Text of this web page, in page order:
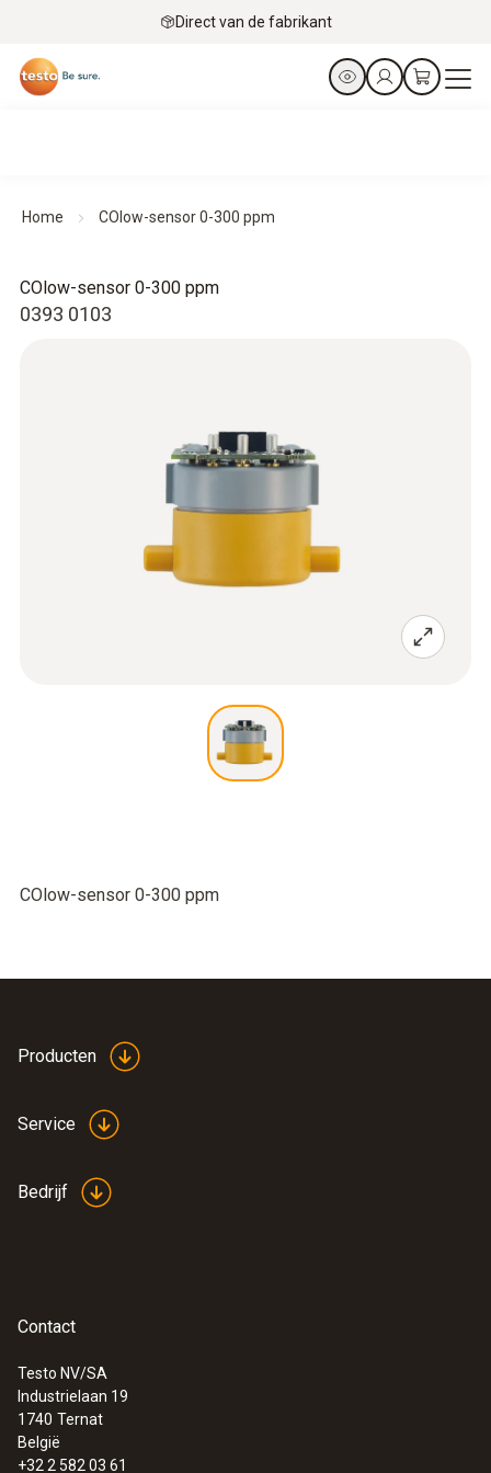
Direct van de fabrikant
Home COlow-sensor 0-300 ppm
0393 0103
COlow-sensor 0-300 ppm
COlow-sensor 0-300 ppm
Producten
Service
Bedrijf
Contact
Testo NV/SA
Industrielaan 19
1740 Ternat
België
+32 2 582 03 61